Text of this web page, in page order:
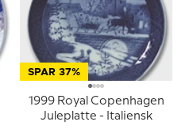
SPAR 37%
1999 Royal Copenhagen
Juleplatte - Italiensk